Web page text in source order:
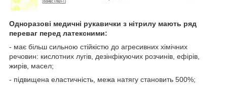
Одноразові медичні рукавички з нітрилу мають ряд
переваг перед латексними:
- має більш сильною стійкістю до агресивних хімічних
речовин: кислотних лугів, дезінфікуючих розчинів, ефірів,
жирів, масел;
- підвищена еластичність, межа натягу становить 500%;